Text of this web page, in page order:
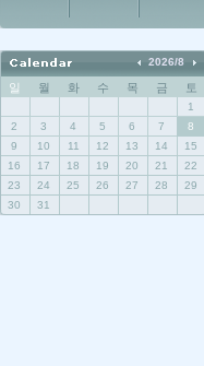
2026/8
일 월 화 수 목 금 토
1
2
3 4 5 6 7
8
9
10 11 12 13 14
15
16
17 18 19 20 21
22
23
24 25 26 27 28
29
30
31